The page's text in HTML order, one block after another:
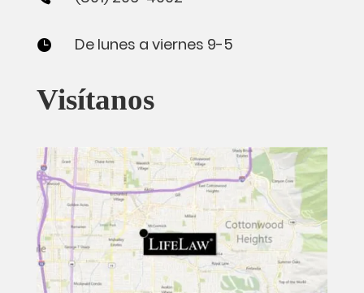
 De lunes a viernes 9-5
Visítanos